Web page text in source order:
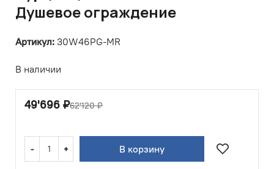
Душевое ограждение
Артикул: 30W46PG-MR
В наличии
49'696 ₽62'120₽
В корзину